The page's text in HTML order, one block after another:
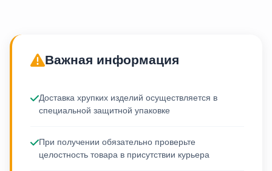
Важная информация
Доставка хрупких изделий осуществляется в
специальной защитной упаковке
При получении обязательно проверьте
целостность товара в присутствии курьера